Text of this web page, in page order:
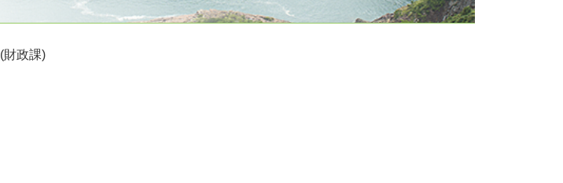
(財政課)